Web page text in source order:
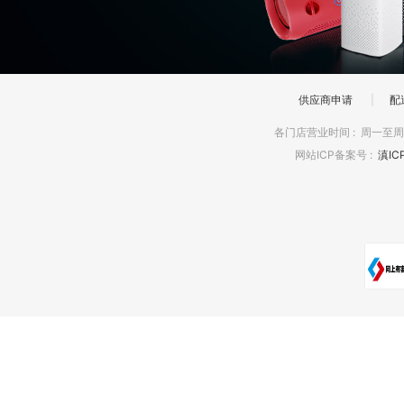
供应商申请 配
各门店营业时间 : 周一至
网站ICP备案号 : 滇